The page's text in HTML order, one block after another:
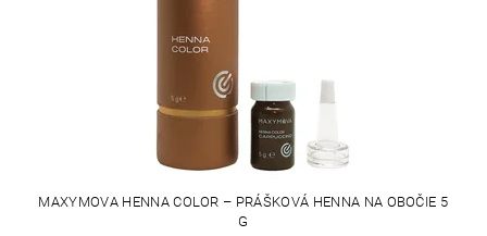
MAXYMOVA HENNA COLOR – PRÁŠKOVÁ HENNA NA OBOČIE 5
G